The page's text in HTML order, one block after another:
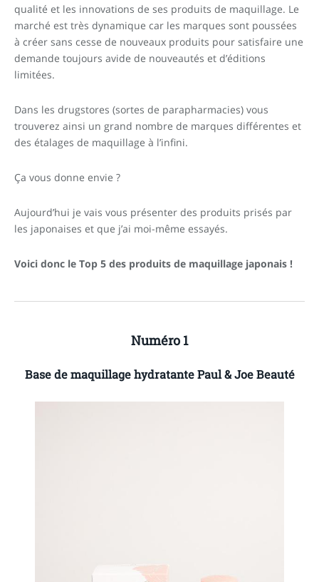
qualité et les innovations de ses produits de maquillage. Le
marché est très dynamique car les marques sont poussées
à créer sans cesse de nouveaux produits pour satisfaire une
demande toujours avide de nouveautés et d’éditions
limitées.
Dans les drugstores (sortes de parapharmacies) vous
trouverez ainsi un grand nombre de marques différentes et
des étalages de maquillage à l’infini.
Ça vous donne envie ?
Aujourd’hui je vais vous présenter des produits prisés par
les japonaises et que j’ai moi-même essayés.
Voici donc le Top 5 des produits de maquillage japonais !
Numéro 1
Base de maquillage hydratantePaul & JoeBeauté